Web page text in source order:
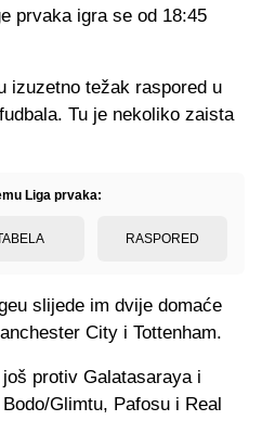
prvaka igra se od 18:45
izuzetno težak raspored u
Tu je nekoliko zaista
Liga prvaka:
RASPORED
slijede im dvije domaće
City i Tottenham.
protiv Galatasaraya i
Glimtu, Pafosu i Real